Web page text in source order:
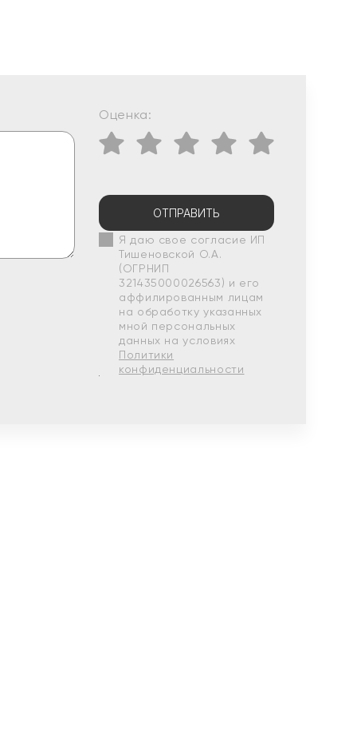
Оценка:
ОТПРАВИТЬ
Я даю свое согласие ИП
Тишеновской О.А.
(ОГРНИП
321435000026563) и его
аффилированным лицам
на обработку указанных
мной персональных
данных на условиях
Политики
конфиденциальности